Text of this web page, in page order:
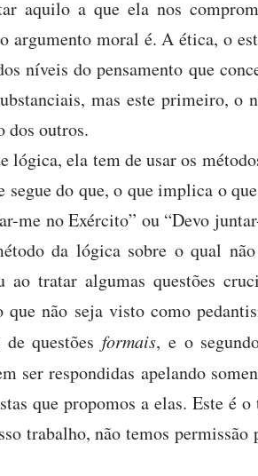
aquilo a que ela nos
argumento moral é. A ética, o
níveis do pensamento que
mas este primeiro, o
dos outros.
lógica, ela tem de usar os
segue do que, o que implica o
me no Exército” ou “Devo
da lógica sobre o qual
ao tratar algumas questões
não seja visto como
questõesformais, e o
ser respondidas apelando
que propomos a elas. Este é
trabalho, não temos permissão